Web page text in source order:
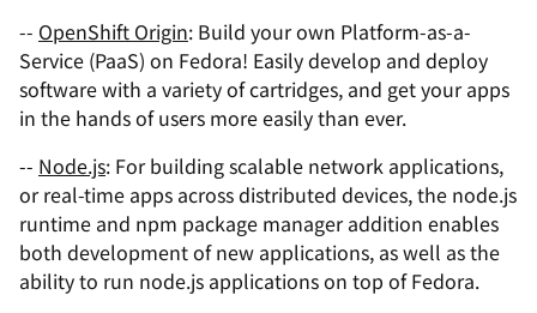
-- OpenShift Origin: Build your own Platform-as-a-
Service (PaaS) on Fedora! Easily develop and deploy
software with a variety of cartridges, and get your apps
in the hands of users more easily than ever.
-- Node.js: For building scalable network applications,
or real-time apps across distributed devices, the node.js
runtime and npm package manager addition enables
both development of new applications, as well as the
ability to run node.js applications on top of Fedora.